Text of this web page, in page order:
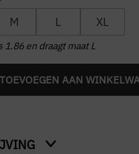
M L XL
1.86 en draagt maat L
TOEVOEGEN AAN